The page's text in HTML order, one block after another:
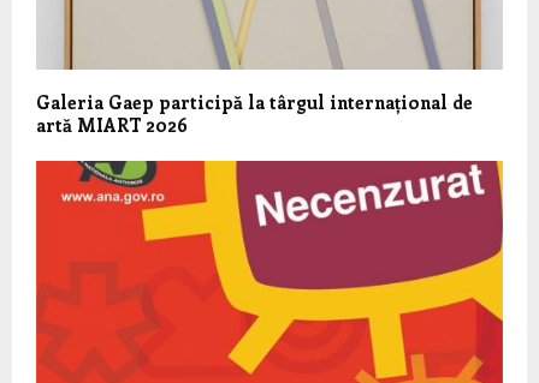
Galeria Gaep participă la târgul internațional de
artă MIART 2026